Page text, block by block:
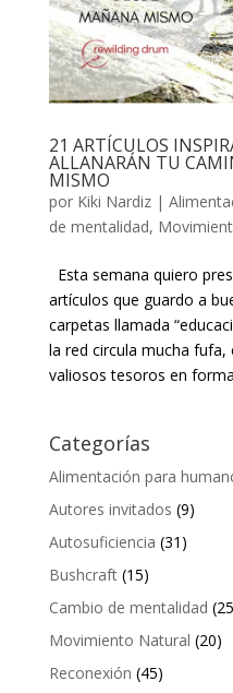
21 ARTÍCULOS
ALLANARÁN TU
MISMO
por Kiki Nardiz|
de mentalidad,
Esta semana quiero
artículos que guardo a
carpetas llamada
la red circula mucha fufa,
valiosos tesoros en
Categorías
Alimentación para
Autores invitados (9)
Autosuficiencia (31)
Bushcraft(15)
Cambio de mentalidad
Movimiento Natural (20)
Reconexión (45)